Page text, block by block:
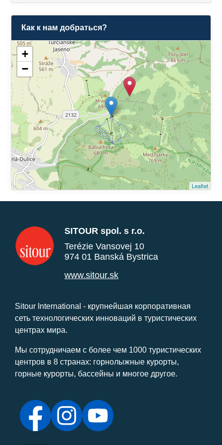
Как к нам добраться?
+
−
Leaflet
SITOUR spol. s r.o.
Terézie Vansovej 10
974 01 Banská Bystrica
www.sitour.sk
Sitour International - крупнейшая корпоративная
сеть технологических инноваций в туристических
центрах мира.
Мы сотрудничаем с более чем 1000 туристических
центров в 8 странах: горнолыжные курорты,
горные курорты, бассейны и многое другое.